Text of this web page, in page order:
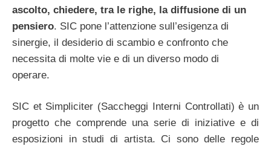
ascolto, chiedere, tra le righe, la diffusione di un
pensiero. SIC pone l’attenzione sull’esigenza di
sinergie, il desiderio di scambio e confronto che
necessita di molte vie e di un diverso modo di
operare.
SIC et Simpliciter (Saccheggi Interni Controllati) è un
progetto che comprende una serie di iniziative e di
esposizioni in studi di artista. Ci sono delle regole